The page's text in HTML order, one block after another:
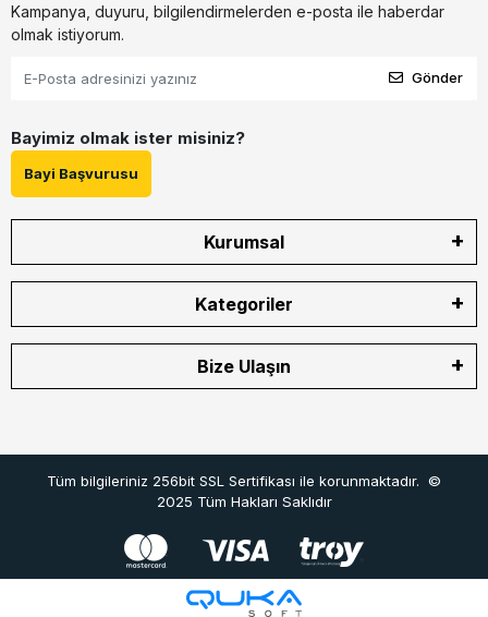
Kampanya, duyuru, bilgilendirmelerden e-posta ile haberdar
olmak istiyorum.
Gönder
Bayimiz olmak ister misiniz?
Bayi Başvurusu
Kurumsal
Kategoriler
Bize Ulaşın
Tüm bilgileriniz 256bit SSL Sertifikası ile korunmaktadır. ©
2025 Tüm Hakları Saklıdır